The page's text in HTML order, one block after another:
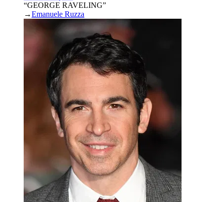
“GEORGE RAVELING”
→Emanuele Ruzza